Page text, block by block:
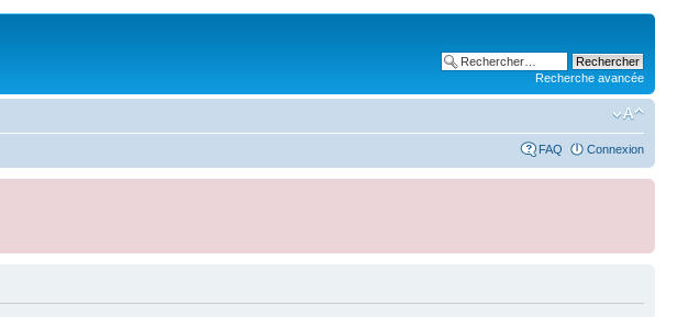
Recherche avancée
FAQ Connexion